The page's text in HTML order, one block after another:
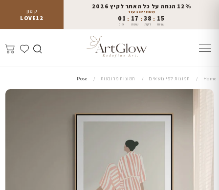
קופון
LOVE12
12% הנחה על כל האתר לקיץ 2026
מסתיים בעוד
01
ימים
: 17
שעות
: 38
דקות
: 14
שניות
Home תמונות לפי נושאים תמונות מרובעות Pose